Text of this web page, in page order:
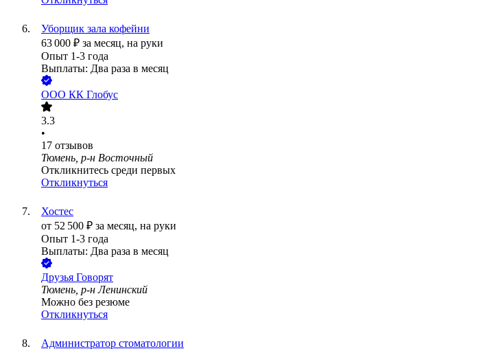
Уборщик зала кофейни
63 000 ₽ за месяц, на руки
Опыт 1-3 года
Выплаты: Два раза в месяц
ООО КК Глобус
3.3
•
17 отзывов
Тюмень, р-н Восточный
Откликнитесь среди первых
Откликнуться
Хостес
от 52 500 ₽ за месяц, на руки
Опыт 1-3 года
Выплаты: Два раза в месяц
Друзья Говорят
Тюмень, р-н Ленинский
Можно без резюме
Откликнуться
Администратор стоматологии